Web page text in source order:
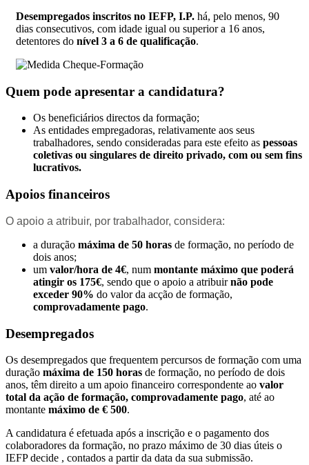
Desempregados inscritos no IEFP, I.P. há, pelo menos, 90
dias consecutivos, com idade igual ou superior a 16 anos,
detentores do nível 3 a 6 de qualificação.
Quem pode apresentar a candidatura?
Os beneficiários directos da formação;
As entidades empregadoras, relativamente aos seus
trabalhadores, sendo consideradas para este efeito as pessoas
coletivas ou singulares de direito privado, com ou sem fins
lucrativos.
Apoios financeiros
O apoio a atribuir, por trabalhador, considera:
a duração máxima de 50 horas de formação, no período de
dois anos;
um valor/hora de 4€, num montante máximo que poderá
atingir os 175€, sendo que o apoio a atribuirnão pode
exceder 90% do valor da acção de formação,
comprovadamente pago.
Desempregados
Os desempregados que frequentem percursos de formação com uma
duração máxima de 150 horas de formação, no período de dois
anos, têm direito a um apoio financeiro correspondente ao valor
total da ação de formação, comprovadamente pago, até ao
montante máximo de € 500.
A candidatura é efetuada após a inscrição e o pagamento dos
colaboradores da formação, no prazo máximo de 30 dias úteis o
IEFP decide , contados a partir da data da sua submissão.